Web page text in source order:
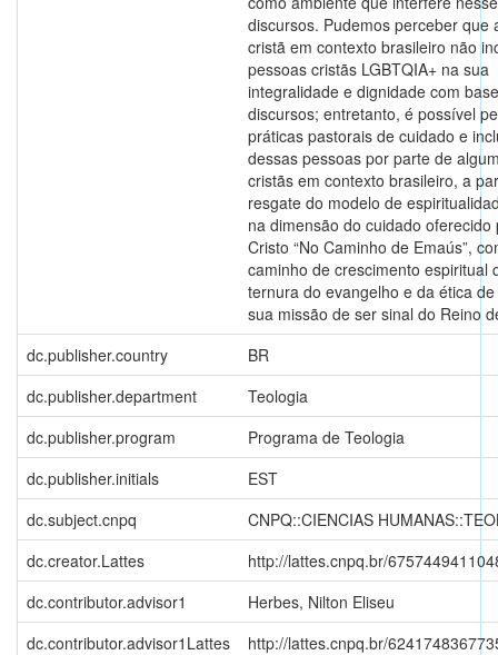
discursos. Pudemos perceber que
cristã em contexto brasileiro não
pessoas cristãs LGBTQIA+ na sua
integralidade e dignidade com
discursos; entretanto, é possível
práticas pastorais de cuidado e
dessas pessoas por parte de
cristãs em contexto brasileiro, a
resgate do modelo de
na dimensão do cuidado oferecido
Cristo “No Caminho de Emaús”,
caminho de crescimento espiritual
ternura do evangelho e da ética
sua missão de ser sinal do Reino
dc.publisher.country
BR
dc.publisher.department
Teologia
dc.publisher.program
Programa de Teologia
dc.publisher.initials
EST
dc.subject.cnpq
CNPQ::CIENCIAS
dc.creator.Lattes
http://lattes.cnpq.br/
dc.contributor.advisor1
Herbes, Nilton Eliseu
dc.contributor.advisor1Lattes
http://lattes.cnpq.br/